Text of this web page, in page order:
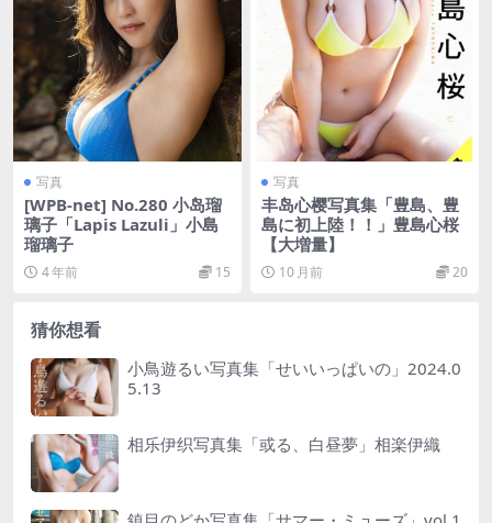
写真
[WPB-net] No.280 小岛瑠
璃子「Lapis Lazuli」小島
瑠璃子
4 年前 15
写真
丰岛心樱写真集「豊島、豊
島に初上陸！！」豊島心桜
【大増量】
10 月前 20
猜你想看
小鳥遊るい写真集「せいいっぱいの」2024.0
5.13
相乐伊织写真集「或る、白昼夢」相楽伊織